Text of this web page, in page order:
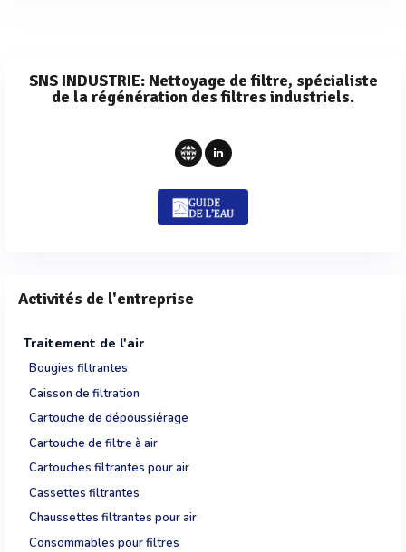
SNS INDUSTRIE: Nettoyage de filtre, spécialiste
de la régénération des filtres industriels.
Activités de l'entreprise
Traitement de l'air
Bougies filtrantes
Caisson de filtration
Cartouche de dépoussiérage
Cartouche de filtre à air
Cartouches filtrantes pour air
Cassettes filtrantes
Chaussettes filtrantes pour air
Consommables pour filtres